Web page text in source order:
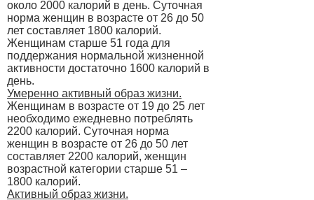
около 2000 калорий в день. Суточная
норма женщин в возрасте от 26 до 50
лет составляет 1800 калорий.
Женщинам старше 51 года для
поддержания нормальной жизненной
активности достаточно 1600 калорий в
день.
Умеренно активный образ жизни.
Женщинам в возрасте от 19 до 25 лет
необходимо ежедневно потреблять
2200 калорий. Суточная норма
женщин в возрасте от 26 до 50 лет
составляет 2200 калорий, женщин
возрастной категории старше 51 –
1800 калорий.
Активный образ жизни.